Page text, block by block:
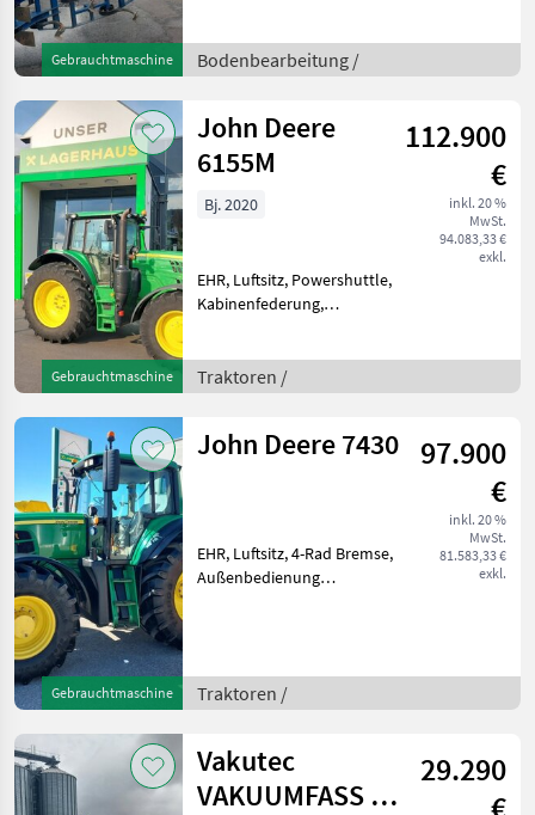
Gebrauchtmaschine
Bodenbearbeitung Grubber
Bodenbearbeitung /
Gebrauchtmaschine
John Deere
6155M
112.900
€
inkl. 20 %
MwSt.
94.083,33 €
exkl.
Bj. 2020
EHR, Luftsitz, Powershuttle,
Kabinenfederung,
Fahrzeugpapiere
vorhanden, Radio,
Fronthydraulik, gefederte
Traktoren /
Gebrauchtmaschine
John Deere 7430
97.900
€
inkl. 20 %
MwSt.
81.583,33 €
exkl.
EHR, Luftsitz, 4-Rad Bremse,
Außenbedienung
Fronthydraulik,
Frontzapfwelle, gefederte
Traktoren /
Vakutec
VAKUUMFASS VA
29.290